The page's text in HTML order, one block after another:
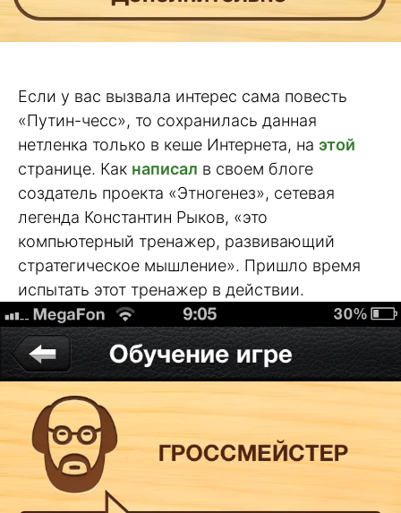
Если у вас вызвала интерес сама повесть
«Путин-чесс», то сохранилась данная
нетленка только в кеше Интернета, на этой
странице. Как написал в своем блоге
создатель проекта «Этногенез», сетевая
легенда Константин Рыков, «это
компьютерный тренажер, развивающий
стратегическое мышление». Пришло время
испытать этот тренажер в действии.